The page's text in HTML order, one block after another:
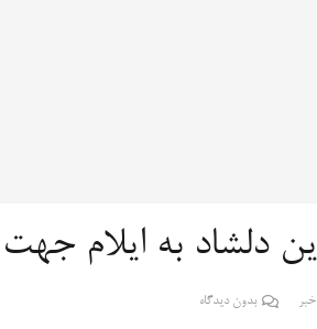
دلشاد به ایلام
خبر بدون دیدگاه